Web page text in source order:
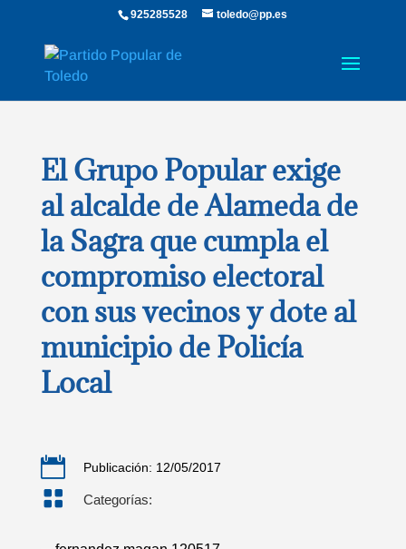
925285528 toledo@pp.es
El Grupo Popular exige
al alcalde de Alameda de
la Sagra que cumpla el
compromiso electoral
con sus vecinos y dote al
municipio de Policía
Local
 Publicación: 12/05/2017
 Categorías: